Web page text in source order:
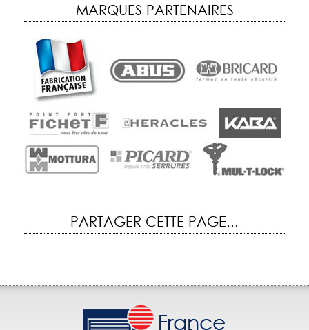
MARQUES PARTENAIRES
PARTAGER CETTE PAGE...